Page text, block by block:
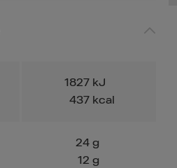
1827 kJ
437 kcal
24 g
12 g